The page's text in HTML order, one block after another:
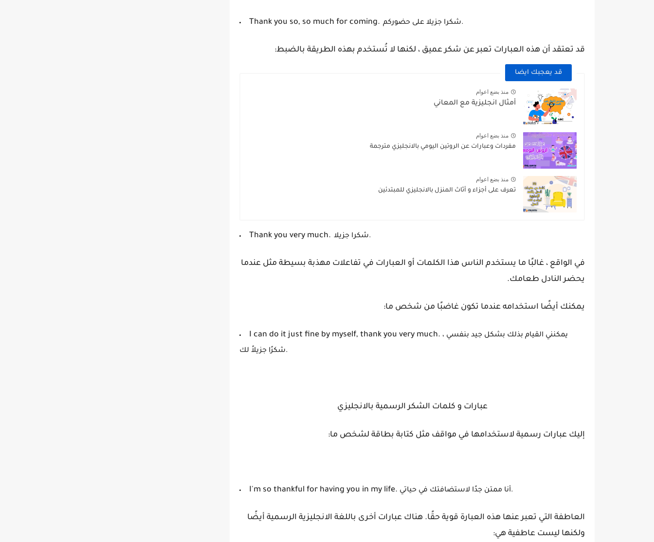
Thank you so, so much for coming. شكرا جزيلا على حضوركم.
قد تعتقد أن هذه العبارات تعبر عن شكر عميق ، لكنها لا تُستخدم بهذه الطريقة بالضبط:
قد يعجبك ايضا
منذ بضع اعوام
أمثال انجليزية مع المعاني
منذ بضع اعوام
مفردات وعبارات عن الروتين اليومي بالانجليزي مترجمة
منذ بضع اعوام
تعرف على أجزاء و أثاث المنزل بالانجليزي للمبتدئين
Thank you very much. شكرا جزيلا.
في الواقع ، غالبًا ما يستخدم الناس هذا الكلمات أو العبارات في تفاعلات مهذبة بسيطة مثل عندما
يحضر النادل طعامك.
يمكنك أيضًا استخدامه عندما تكون غاضبًا من شخص ما:
I can do it just fine by myself, thank you very much. يمكنني القيام بذلك بشكل جيد بنفسي ،
شكرًا جزيلاً لك.
عبارات و كلمات الشكر الرسمية بالانجليزي
إليك عبارات رسمية لاستخدامها في مواقف مثل كتابة بطاقة لشخص ما:
I'm so thankful for having you in my life. أنا ممتن جدًا لاستضافتك في حياتي.
العاطفة التي تعبر عنها هذه العبارة قوية حقًا. هناك عبارات أخرى باللغة الانجليزية الرسمية أيضًا
ولكنها ليست عاطفية هي: